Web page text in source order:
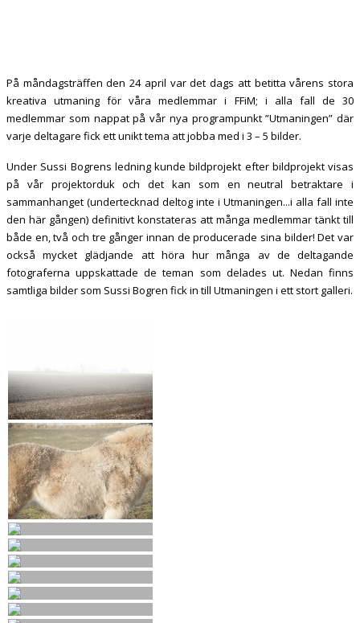
På måndagsträffen den 24 april var det dags att betitta vårens stora
kreativa utmaning för våra medlemmar i FFiM; i alla fall de 30
medlemmar som nappat på vår nya programpunkt ”Utmaningen” där
varje deltagare fick ett unikt tema att jobba med i 3 – 5 bilder.
Under Sussi Bogrens ledning kunde bildprojekt efter bildprojekt visas
på vår projektorduk och det kan som en neutral betraktare i
sammanhanget (undertecknad deltog inte i Utmaningen...i alla fall inte
den här gången) definitivt konstateras att många medlemmar tänkt till
både en, två och tre gånger innan de producerade sina bilder! Det var
också mycket glädjande att höra hur många av de deltagande
fotograferna uppskattade de teman som delades ut. Nedan finns
samtliga bilder som Sussi Bogren fick in till Utmaningen i ett stort galleri.